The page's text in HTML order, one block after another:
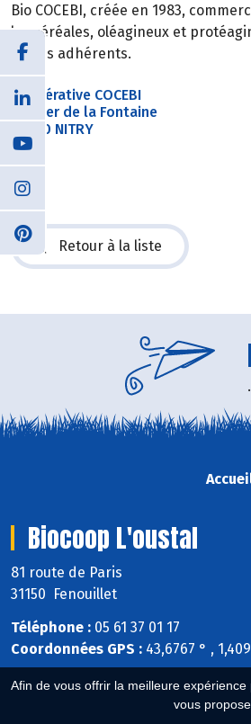
Afin de vous offrir la meilleure
vous
Bio COCEBI, créée en 1983,
les céréales, oléagineux et
de ses adhérents.
Coopérative COCEBI
Sentier de la Fontaine
89310 NITRY
Retour à la liste
Biocoop L'oustal
81 route de Paris
31150 Fenouillet
Téléphone : 05 61 37 01 17
Coordonnées GPS : 43,6767 ° ,